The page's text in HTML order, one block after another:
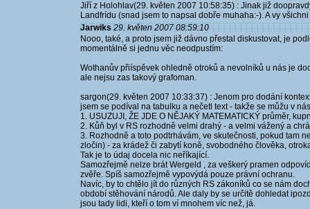
Jiří z Holohlav(29. květen 2007 10:58:35) : Jinak již
Landfrídu (snad jsem to napsal dobře muhaha:-). A vy
Jarwiks 29. květen 2007 08:59:10
Nooo, také, a proto jsem již dávno přestal diskustovat, je
momentálně si jednu věc neodpustím:
Wothanův přiíspěvek ohledně otroků a nevolníků u nás je
ale nejsu zas takový grafoman.
sargon(29. květen 2007 10:33:37) : Jenom pro dodání
jsem se podíval na tabulku a nečetl text - takže se můžu v
1. USUZUJI, ŽE JDE O NĚJAKÝ MATEMATICKÝ průměr,
2. Kůň byl v RS rozhodně velmi drahý - a velmi vážený a
3. Rozhodně a toto podtrhávám, ve skutečnosti, pokud tam
zločin) - za krádež či zabytí koně, svobodného člověka,
Tak je to údaj docela nic neříkající.
Samozřejmě nelze brát Wergeld , za veškerý pramen
zvěře. Spíš samozřejmě vypovýdá pouze právní ochranu.
Navíc, by to chtělo jít do různých RS zákoníků co se nám
období stěhování národů. Ale daly by se určitě dohledat
jsou tady lidi, kteří o tom ví mnohem víc než, já.